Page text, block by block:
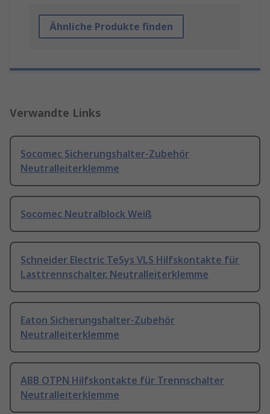
Ähnliche Produkte finden
Verwandte Links
Socomec Sicherungshalter-Zubehör
Neutralleiterklemme
Socomec Neutralblock Weiß
Schneider Electric TeSys VLS Hilfskontakte für
Lasttrennschalter, Neutralleiterklemme
Eaton Sicherungshalter-Zubehör
Neutralleiterklemme
ABB OTPN Hilfskontakte für Trennschalter
Neutralleiterklemme